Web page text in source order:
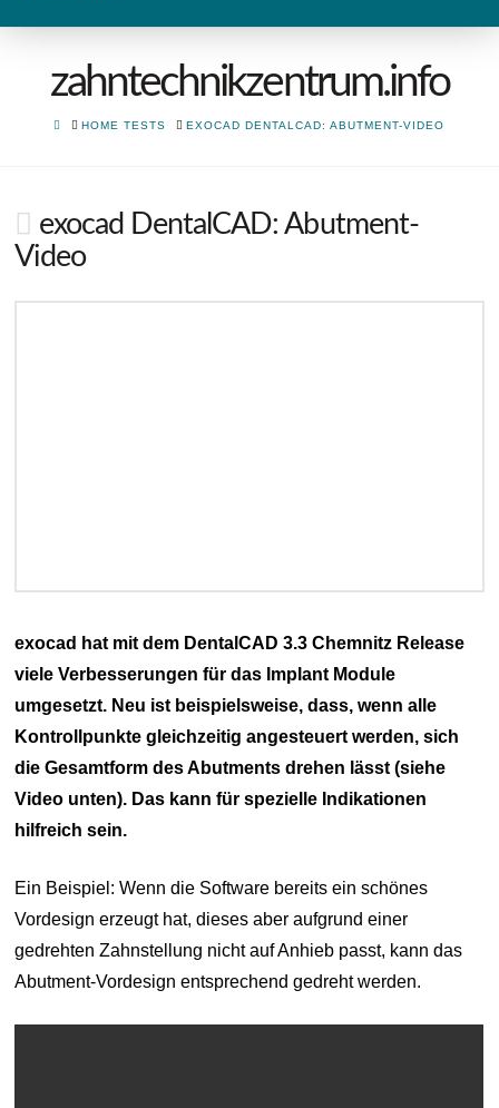
zahntechnikzentrum.info
HOMEHOME TESTS EXOCAD DENTALCAD: ABUTMENT-VIDEO
exocad DentalCAD: Abutment-
Video
exocad hat mit dem DentalCAD 3.3 Chemnitz Release
viele Verbesserungen für das Implant Module
umgesetzt. Neu ist beispielsweise, dass, wenn alle
Kontrollpunkte gleichzeitig angesteuert werden, sich
die Gesamtform des Abutments drehen lässt (siehe
Video unten). Das kann für spezielle Indikationen
hilfreich sein.
Ein Beispiel: Wenn die Software bereits ein schönes
Vordesign erzeugt hat, dieses aber aufgrund einer
gedrehten Zahnstellung nicht auf Anhieb passt, kann das
Abutment-Vordesign entsprechend gedreht werden.